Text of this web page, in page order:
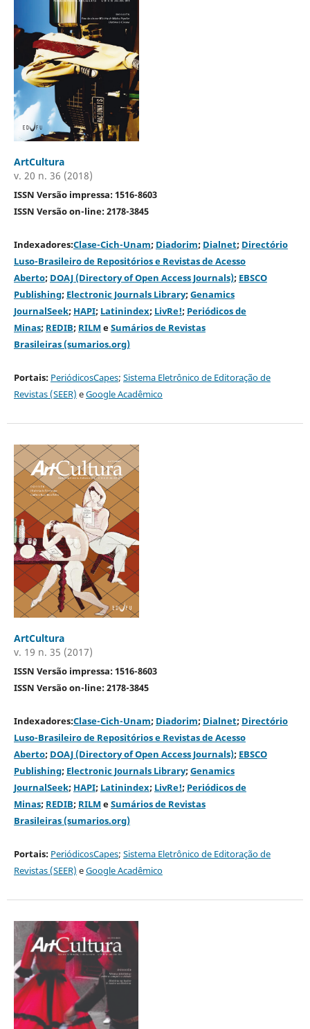
ArtCultura
v. 20 n. 36 (2018)
ISSN Versão impressa: 1516-8603
ISSN Versão on-line: 2178-3845
Indexadores:Clase-Cich-Unam; Diadorim; Dialnet; Directório
Luso-Brasileiro de Repositórios e Revistas de Acesso
Aberto; DOAJ (Directory of Open Access Journals); EBSCO
Publishing; Electronic Journals Library;Genamics
JournalSeek; HAPI; Latinindex; LivRe!; Periódicos de
Minas; REDIB; RILMeSumários de Revistas
Brasileiras (sumarios.org)
Portais: PeriódicosCapes; Sistema Eletrônico de Editoração de
Revistas (SEER) eGoogle Acadêmico
ArtCultura
v. 19 n. 35 (2017)
ISSN Versão impressa: 1516-8603
ISSN Versão on-line: 2178-3845
Indexadores:Clase-Cich-Unam; Diadorim; Dialnet; Directório
Luso-Brasileiro de Repositórios e Revistas de Acesso
Aberto; DOAJ (Directory of Open Access Journals); EBSCO
Publishing; Electronic Journals Library;Genamics
JournalSeek; HAPI; Latinindex; LivRe!; Periódicos de
Minas; REDIB; RILMeSumários de Revistas
Brasileiras (sumarios.org)
Portais: PeriódicosCapes; Sistema Eletrônico de Editoração de
Revistas (SEER) eGoogle Acadêmico